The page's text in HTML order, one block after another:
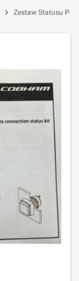
chevron_right Zestaw Statusu